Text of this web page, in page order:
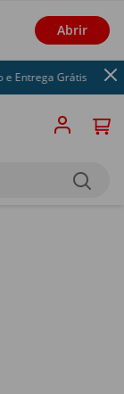
Abrir
Entrega Grátis